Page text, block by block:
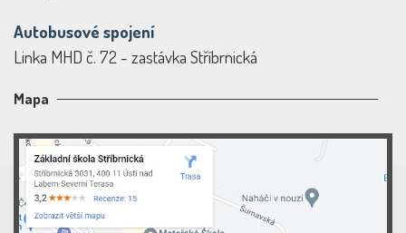
Autobusové spojení
Linka MHD č. 72 - zastávka Stříbrnická
Mapa